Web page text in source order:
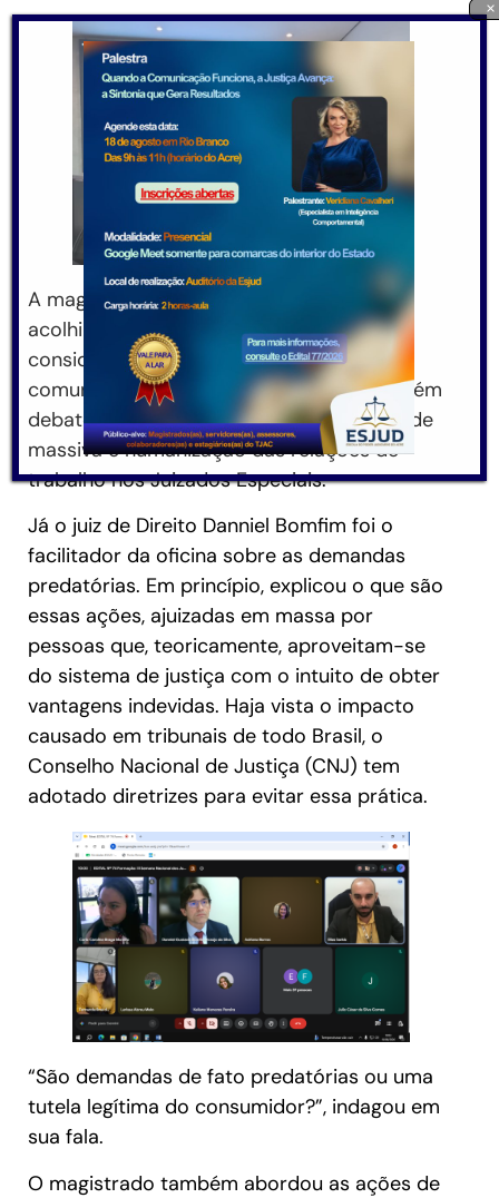
A magistrada mostrou técnicas de
acolhimento e escuta qualificada, e
considerou necessária a clareza na
comunicação com o jurisdicionado. Também
debateu acerca da sobrecarga, litigiosidade
massiva e humanização das relações de
trabalho nos Juizados Especiais.
Já o juiz de Direito Danniel Bomfim foi o
facilitador da oficina sobre as demandas
predatórias. Em princípio, explicou o que são
essas ações, ajuizadas em massa por
pessoas que, teoricamente, aproveitam-se
do sistema de justiça com o intuito de obter
vantagens indevidas. Haja vista o impacto
causado em tribunais de todo Brasil, o
Conselho Nacional de Justiça (CNJ) tem
adotado diretrizes para evitar essa prática.
“São demandas de fato predatórias ou uma
tutela legítima do consumidor?”, indagou em
sua fala.
O magistrado também abordou as ações de
×